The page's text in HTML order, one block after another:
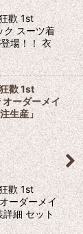
歡 1st
ク スーツ着
場！！ 衣
歡 1st
ーダーメイ
生産」
歡 1st
ーダーメイ
詳細 セット